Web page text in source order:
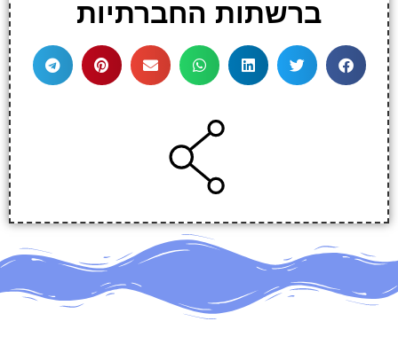
ברשתות החברתיות